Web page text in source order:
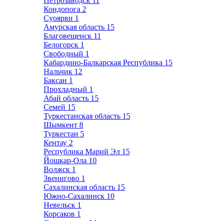
Кондопога 2
Суоярви 1
Амурская область 15
Благовещенск 11
Белогорск 1
Свободный 1
Кабардино-Балкарская Республика 15
Нальчик 12
Баксан 1
Прохладный 1
Абай область 15
Семей 15
Туркестанская область 15
Шымкент 8
Туркестан 5
Кентау 2
Республика Марий Эл 15
Йошкар-Ола 10
Волжск 1
Звенигово 1
Сахалинская область 15
Южно-Сахалинск 10
Невельск 1
Корсаков 1